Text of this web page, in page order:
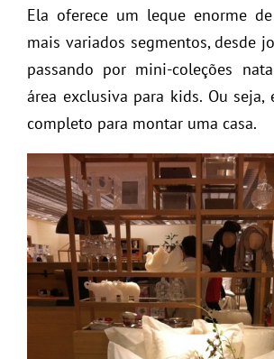
Ela oferece um leque enorme
mais variados segmentos, desde
passando por mini-coleções
área exclusiva para kids. Ou seja,
completo para montar uma casa.